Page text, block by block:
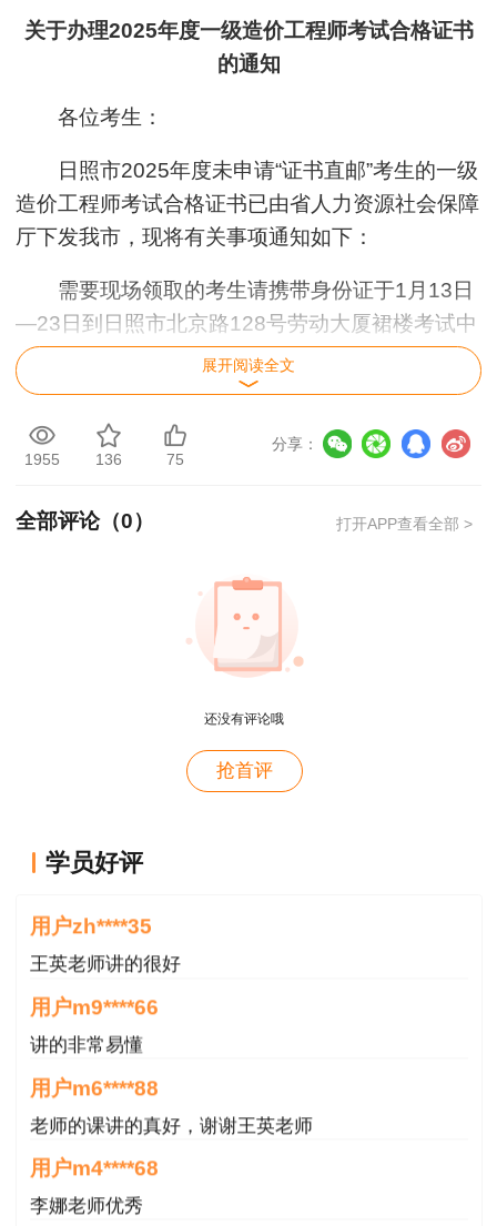
关于办理2025年度一级造价工程师考试合格证书
的通知
各位考生：
日照市2025年度未申请“证书直邮”考生的一级
造价工程师考试合格证书已由省人力资源社会保障
厅下发我市，现将有关事项通知如下：
需要现场领取的考生请携带身份证于1月13日
—23日到日照市北京路128号劳动大厦裙楼考试中
心408房间领取，上午9：00-11：30，下午14：
30-17：00。
为方便广大考生，已同步开通证书邮寄业务，
登录“山东人事考试信息网”选择“考后服务”栏目进
逾期未现场领取或申请邮寄的，将按照报名时
个人承诺填写的联系方式统一使用中国邮政速递
（EMS）进行邮寄，请考生注意查收。证书邮寄
中国邮政速递（EMS）咨询电话：
http://hrss.rizhao.gov.cn/art/2026/1/13/
2025一级造价工程师合格名单.xls
展开阅读全文
1955 136 75
分享：
全部评论（0） 打开APP查看全部 >
还没有评论哦
抢首评
学员好评
用户m1****68
用户zh****35
王英老师讲的很好
用户m9****66
讲的非常易懂
用户m6****88
老师的课讲的真好，谢谢王英老师
用户m4****68
李娜老师优秀